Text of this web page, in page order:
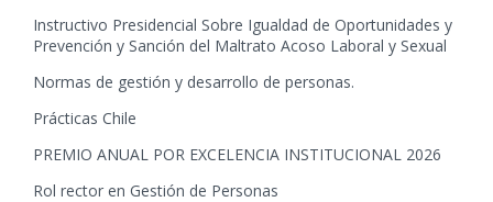
Instructivo Presidencial Sobre Igualdad de Oportunidades y
Prevención y Sanción del Maltrato Acoso Laboral y Sexual
Normas de gestión y desarrollo de personas.
Prácticas Chile
PREMIO ANUAL POR EXCELENCIA INSTITUCIONAL 2026
Rol rector en Gestión de Personas